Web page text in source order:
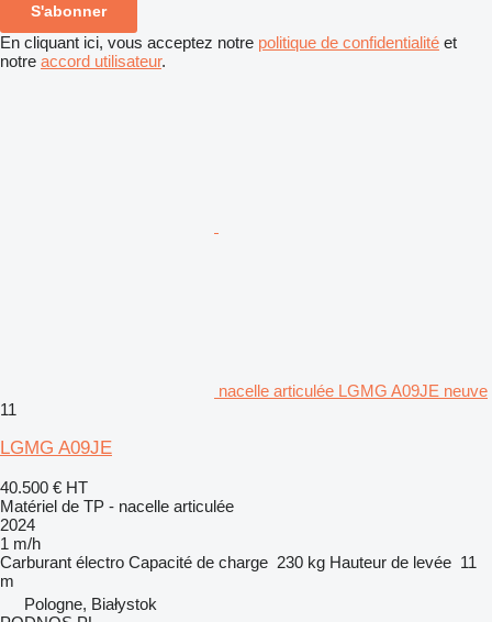
S'abonner
En cliquant ici, vous acceptez notre politique de confidentialité et
notre accord utilisateur.
nacelle articulée LGMG A09JE neuve
11
LGMG A09JE
40.500 € HT
Matériel de TP - nacelle articulée
2024
1 m/h
Carburant électro Capacité de charge 230 kg Hauteur de levée 11
m
Pologne, Białystok